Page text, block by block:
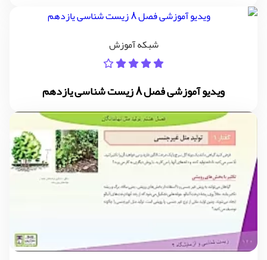
شبکه آموزش
ویدیو آموزشی فصل 8 زیست شناسی یازدهم